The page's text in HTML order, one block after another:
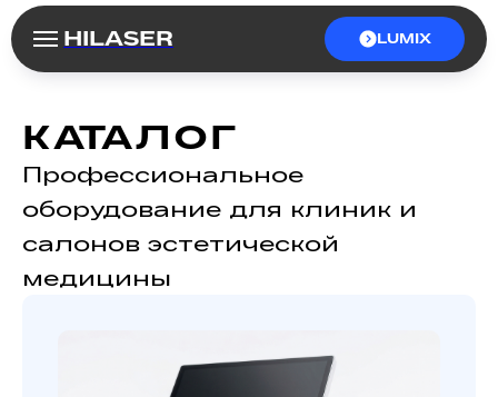
HILASER LUMIX
КАТАЛОГ
Профессиональное
оборудование для клиник и
салонов эстетической
медицины